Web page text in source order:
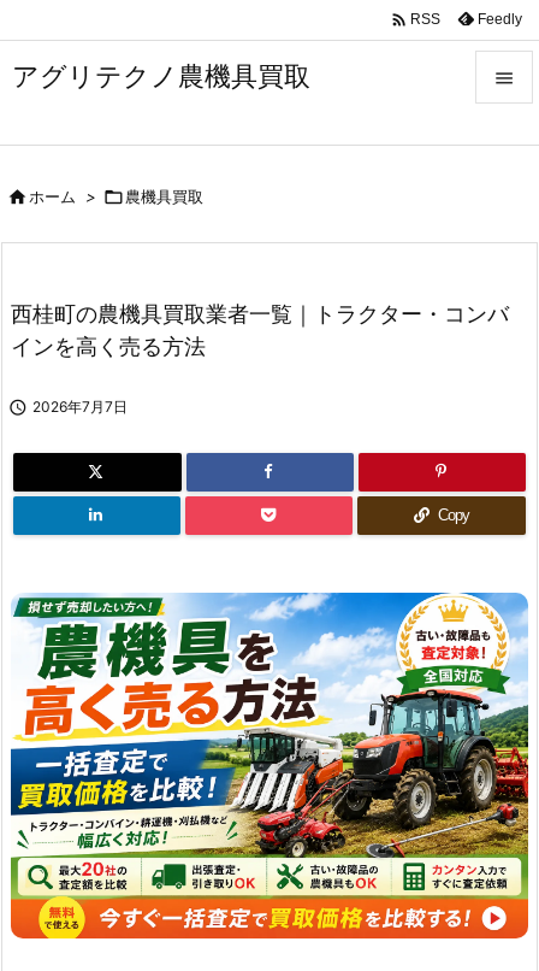
アグリテクノ農機具買取 


 RSS Feedly
ホーム > 農機具買取
西桂町の農機具買取業者一覧｜トラクター・コンバ
インを高く売る方法
 2026年7月7日
Copy